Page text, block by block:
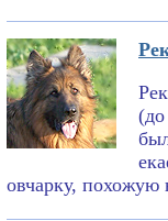
овчарку, похожую